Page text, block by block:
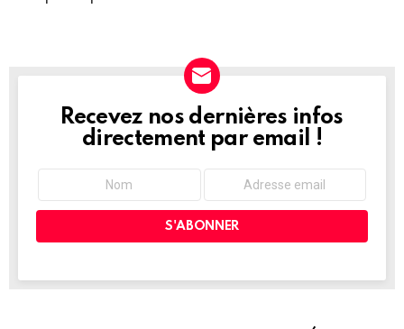
NEWSLETTER
Recevez nos dernières infos
directement par email !